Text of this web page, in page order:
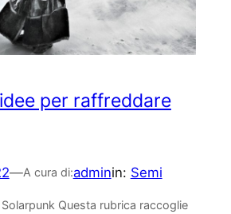
per raffreddare
—A cura di:adminin: Semi
Questa rubrica raccoglie